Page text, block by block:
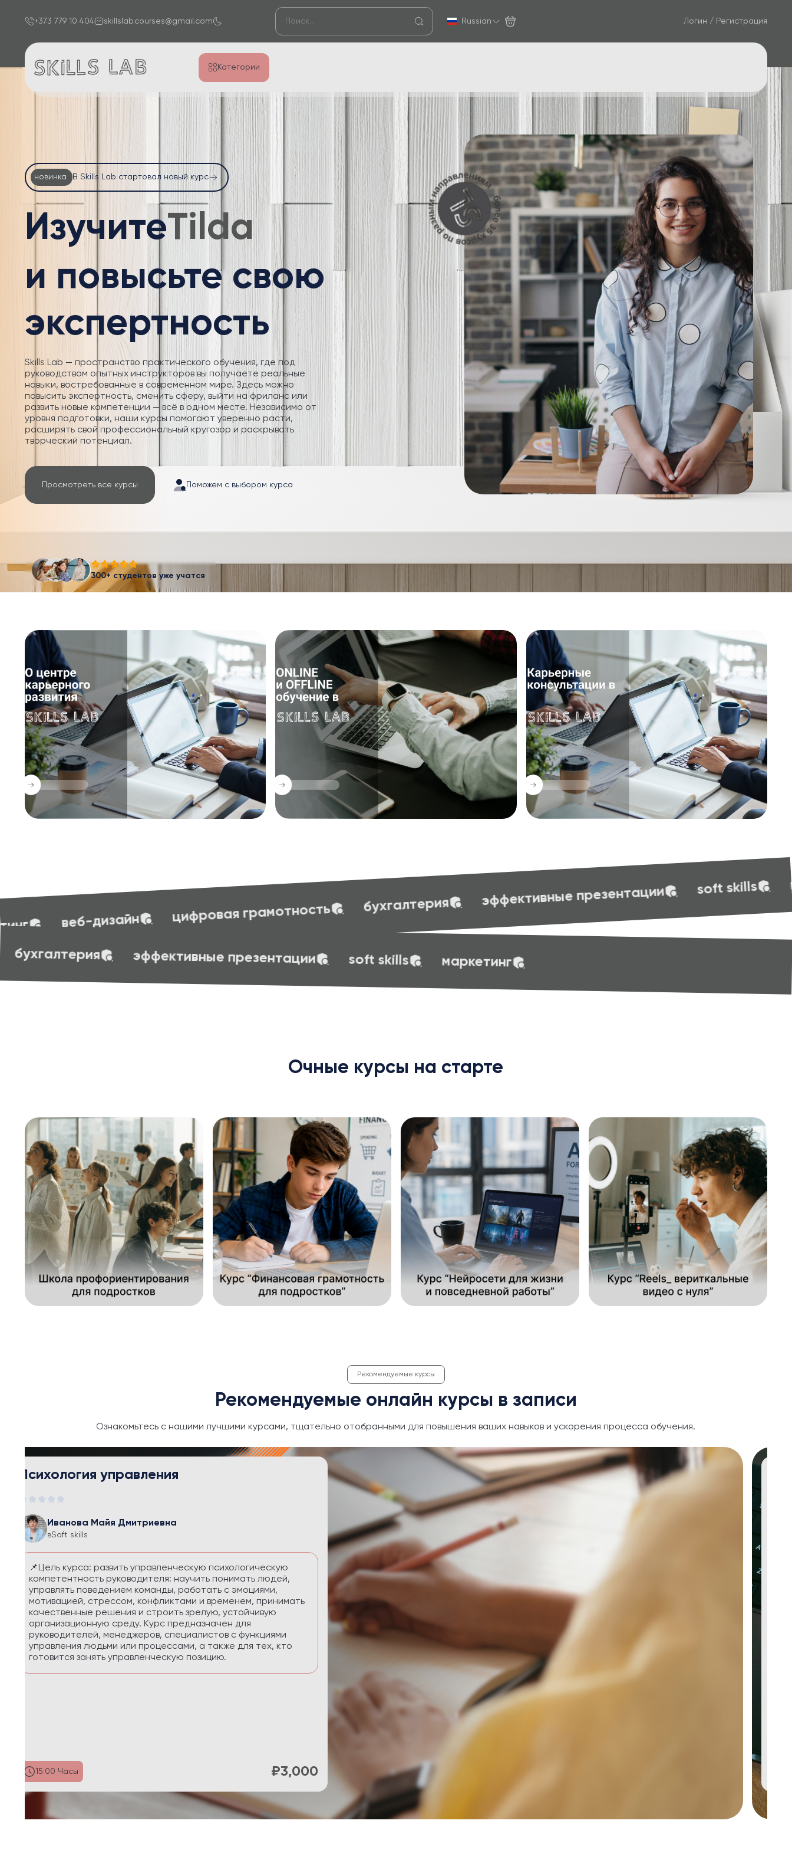
+373 779 10 404 skillslab.courses@gmail.com Russian Логин / Регистрация
Категории
новинка В Skills Lab стартовал новый курс
ИзучитеExcel
и повысьте свою
экспертность
Skills Lab — пространство практического обучения, где под
руководством опытных инструкторов вы получаете реальные
навыки, востребованные в современном мире. Здесь можно
повысить экспертность, сменить сферу, выйти на фриланс или
развить новые компетенции — всё в одном месте. Независимо от
уровня подготовки, наши курсы помогают уверенно расти,
расширять свой профессиональный кругозор и раскрывать
творческий потенциал.
Просмотреть все курсы Поможем с выбором курса
300+ студентов уже учатся
грамотность бухгалтерия эффективные презентации soft skills маркетинг веб-
грамотность бухгалтерия эффективные презентации soft skills
Очные курсы на старте
Рекомендуемые курсы
Рекомендуемые онлайн курсы в записи
Ознакомьтесь с нашими лучшими курсами, тщательно отобранными для повышения ваших навыков и ускорения процесса обучения.
Тайм-менеджмент и личная эффективность
Иванова Майя Дмитриевна
вSoft skills
Курс помогает выстроить систему управления временем без
перегруза и чувства вины. Вы научитесь расставлять
приоритеты, планировать реалистично, сохранять фокус и
управлять энергией в условиях многозадачности.
29:58 Часы ₽900